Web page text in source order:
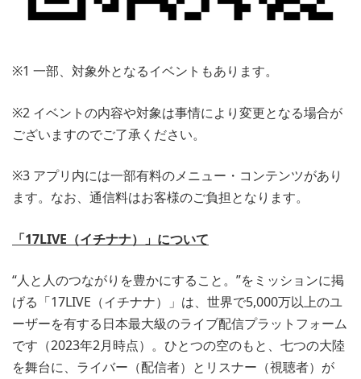
※1 一部、対象外となるイベントもあります。
※2 イベントの内容や対象は事情により変更となる場合が
ございますのでご了承ください。
※3 アプリ内には一部有料のメニュー・コンテンツがあり
ます。なお、通信料はお客様のご負担となります。
「17LIVE（イチナナ）」について
“人と人のつながりを豊かにすること。”をミッションに掲
げる「17LIVE（イチナナ）」は、世界で5,000万以上のユ
ーザーを有する日本最大級のライブ配信プラットフォーム
です（2023年2月時点）。ひとつの空のもと、七つの大陸
を舞台に、ライバー（配信者）とリスナー（視聴者）が